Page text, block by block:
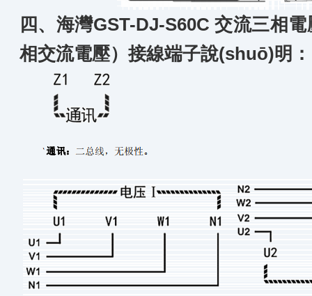
四、 海灣GST-DJ-S60C 交流三相
相交流電壓） 接線端子說(shuō)明：